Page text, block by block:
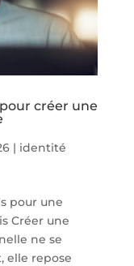
créer une
| identité
pour une
Créer une
ne se
elle repose